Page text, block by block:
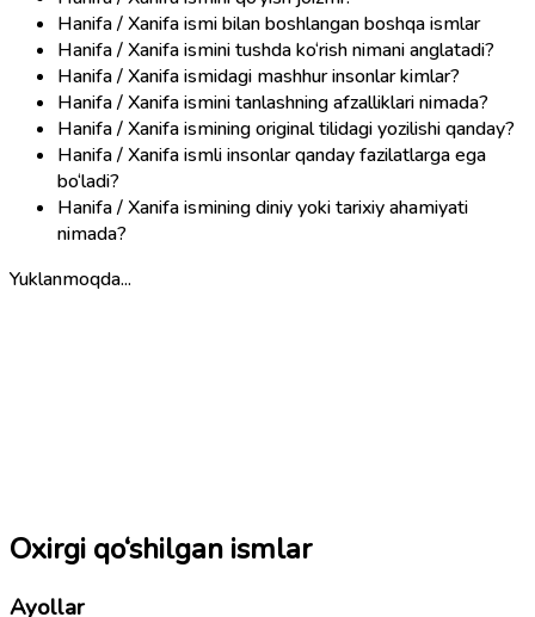
Hanifa / Xanifa ismi bilan boshlangan boshqa ismlar
Hanifa / Xanifa ismini tushda ko‘rish nimani anglatadi?
Hanifa / Xanifa ismidagi mashhur insonlar kimlar?
Hanifa / Xanifa ismini tanlashning afzalliklari nimada?
Hanifa / Xanifa ismining original tilidagi yozilishi qanday?
Hanifa / Xanifa ismli insonlar qanday fazilatlarga ega
bo‘ladi?
Hanifa / Xanifa ismining diniy yoki tarixiy ahamiyati
nimada?
Yuklanmoqda...
Oxirgi qo‘shilgan ismlar
Ayollar